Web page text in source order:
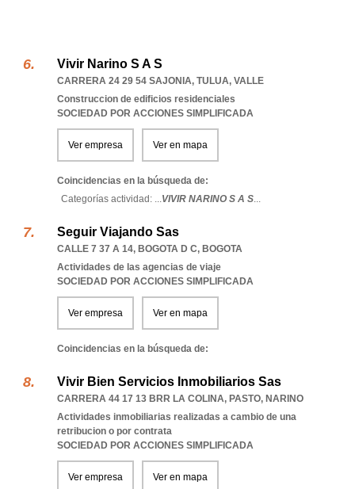
Vivir Narino S A S
CARRERA 24 29 54 SAJONIA, TULUA, VALLE
Construccion de edificios residenciales
SOCIEDAD POR ACCIONES SIMPLIFICADA
Ver empresa Ver en mapa
Coincidencias en la búsqueda de:
Categorías actividad: ...VIVIR NARINO S A S...
Seguir Viajando Sas
CALLE 7 37 A 14, BOGOTA D C, BOGOTA
Actividades de las agencias de viaje
SOCIEDAD POR ACCIONES SIMPLIFICADA
Ver empresa Ver en mapa
Coincidencias en la búsqueda de:
Vivir Bien Servicios Inmobiliarios Sas
CARRERA 44 17 13 BRR LA COLINA, PASTO, NARINO
Actividades inmobiliarias realizadas a cambio de una
retribucion o por contrata
SOCIEDAD POR ACCIONES SIMPLIFICADA
Ver empresa Ver en mapa